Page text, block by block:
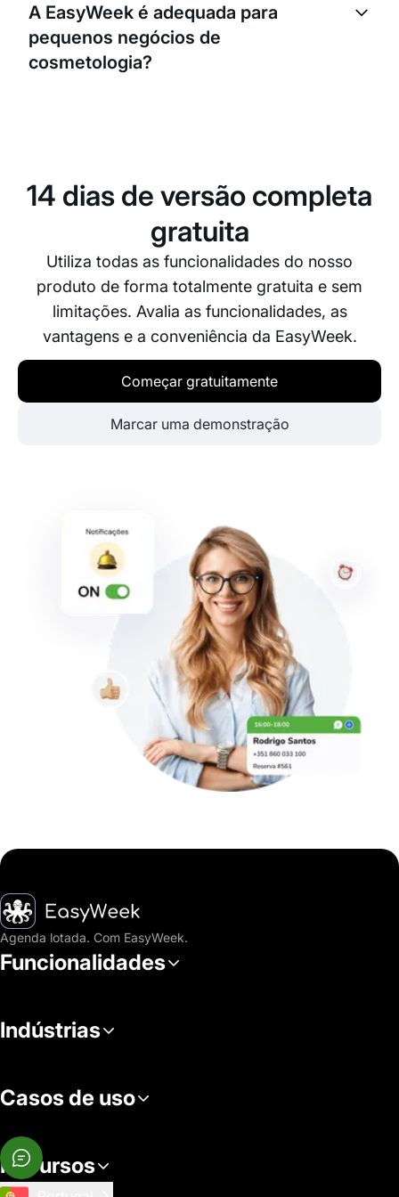
faltas e cancelamentos de última hora, ao lembrar
os teus clientes das suas marcações.
A EasyWeek é adequada para
pequenos negócios de
cosmetologia?
ajudar-te a otimizar o processo de reservas.
14 dias de versão completa
gratuita
Utiliza todas as funcionalidades do nosso
produto de forma totalmente gratuita e sem
limitações. Avalia as funcionalidades, as
vantagens e a conveniência da EasyWeek.
Começar gratuitamente
Marcar uma demonstração
Página inicial
Agenda lotada. Com EasyWeek.
Funcionalidades
Indústrias
Casos de uso
Recursos